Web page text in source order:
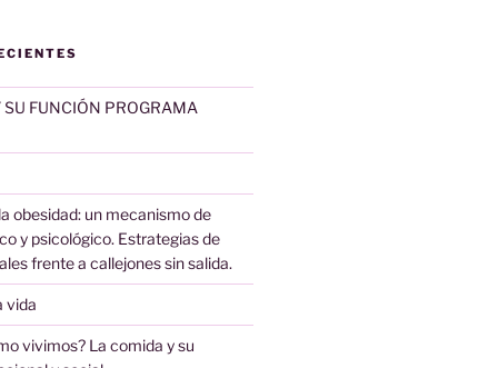
SU FUNCIÓN PROGRAMA
obesidad: un mecanismo de
y psicológico. Estrategias de
frente a callejones sin salida.
vida
vivimos? La comida y su